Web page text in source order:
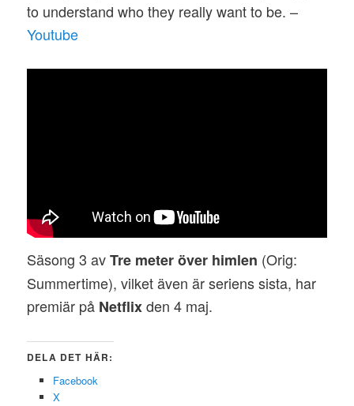
to understand who they really want to be. –
Youtube
Säsong 3 avTre meter över himlen (Orig:
Summertime), vilket även är seriens sista, har
premiär på Netflixden 4 maj.
DELA DET HÄR:
Facebook
X